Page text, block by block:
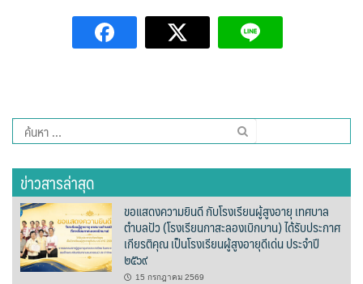
Montha Residence
Shanti – Retreat
ก๋างโต้งคอฟฟี่รีสอร์ท
ต้นแหลงโฮมสเตย์
ตูบฮิมโต้งโฮมสเตย์
นครน่านอพาร์ทเม้น
ค้นหา
สำหรับ:
ข่าวสารล่าสุด
ขอแสดงความยินดี กับโรงเรียนผู้สูงอายุ เทศบาล
ตำบลปัว (โรงเรียนกาสะลองเบิกบาน) ได้รับประกาศ
เกียรติคุณ เป็นโรงเรียนผู้สูงอายุดีเด่น ประจำปี
๒๕๖๙
15 กรกฎาคม 2569